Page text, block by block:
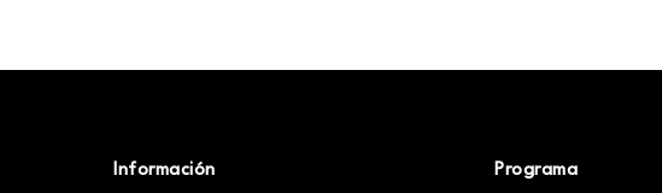
Información Programa